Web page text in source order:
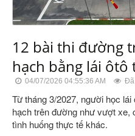
12 bài thi đường
hạch bằng lái ôtô
04/07/2026 04:55:36 AM Đã
Từ tháng 3/2027, người học
hạch trên đường như vượt xe,
tình huống thực tế khác.